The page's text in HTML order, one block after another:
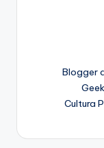
Blogger
Cultura